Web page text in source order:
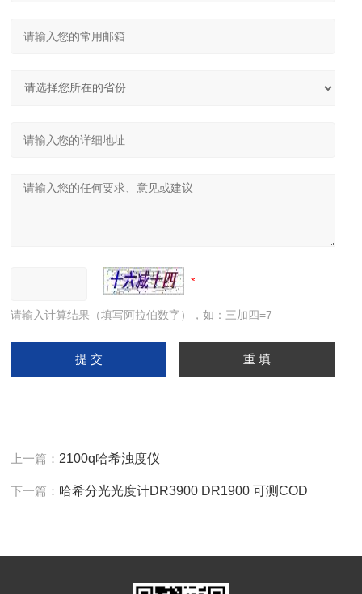
请输入计算结果（填写阿拉伯数字），如：三加四=7
上一篇： 2100q哈希浊度仪
下一篇： 哈希分光光度计DR3900 DR1900 可测COD